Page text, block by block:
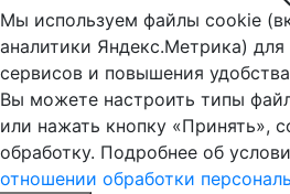
Мы используем файлы cookie
аналитики Яндекс.Метрика) для
сервисов и повышения
Вы можете настроить типы
или нажать кнопку «Принять»,
обработку. Подробнее об
отношении обработки